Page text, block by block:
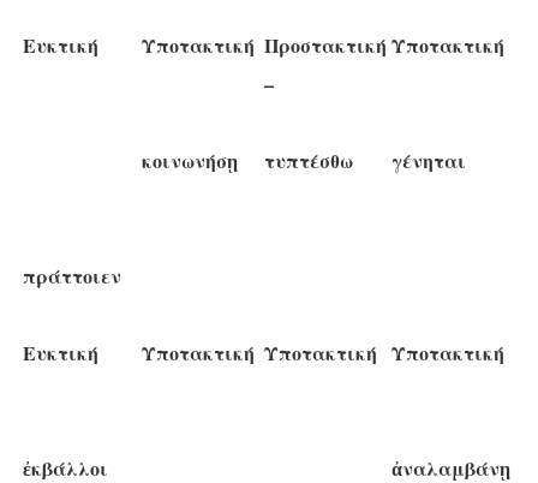
Ευκτική Υποτακτική Προστακτική Υποτακτική
–
κοινωνήσῃ τυπτέσθω γένηται
πράττοιεν
Ευκτική Υποτακτική Υποτακτική Υποτακτική
ἐκβάλλοι
ἀναλαμβάνῃ